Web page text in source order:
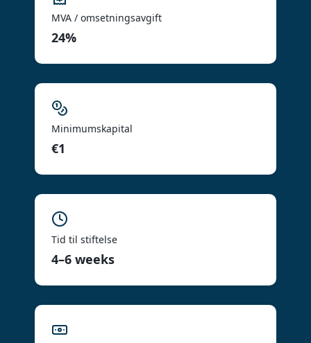
MVA / omsetningsavgift
24%
Minimumskapital
€1
Tid til stiftelse
4–6 weeks